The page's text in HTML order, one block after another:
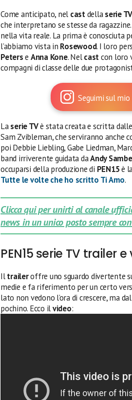
Come anticipato, nel castdellaserie
che interpretano se stesse da
nella vita reale. La prima è conosciuta
l’abbiamo vista in Rosewood. I loro
Peterse Anna Kone. Nelcastcon loro
compagni di classe delle due
Seguimi sul
Laserie TVè stata creata e scritta dalle
Sam Zvibleman, che serviranno anche
poi Debbie Liebling, Gabe Liedman,
band irriverente guidata daAndy
occuparsi della produzione di PEN15è
Tutte le volte che ho scritto Ti Amo.
Clicca qui per unirti al canale
news in un unico posto sempre
PEN15 serie TV trailer
Iltraileroffre uno sguardo divertente
medie e fa riferimento per un certo
lato non vedono l’ora di crescere, ma
pochino. Ecco ilvideo: